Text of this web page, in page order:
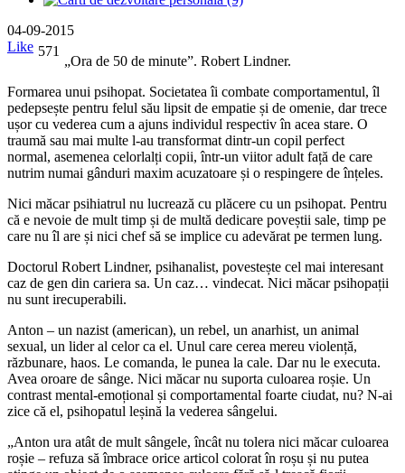
04-09-2015
Like 571
„Ora de 50 de minute”. Robert Lindner.
Formarea unui psihopat. Societatea îi combate comportamentul, îl
pedepsește pentru felul său lipsit de empatie și de omenie, dar trece
ușor cu vederea cum a ajuns individul respectiv în acea stare. O
traumă sau mai multe l-au transformat dintr-un copil perfect
normal, asemenea celorlalți copii, într-un viitor adult față de care
nutrim numai gânduri maxim acuzatoare și o respingere de înțeles.
Nici măcar psihiatrul nu lucrează cu plăcere cu un psihopat. Pentru
că e nevoie de mult timp și de multă dedicare poveștii sale, timp pe
care nu îl are și nici chef să se implice cu adevărat pe termen lung.
Doctorul Robert Lindner, psihanalist, povestește cel mai interesant
caz de gen din cariera sa. Un caz… vindecat. Nici măcar psihopații
nu sunt irecuperabili.
Anton – un nazist (american), un rebel, un anarhist, un animal
sexual, un lider al celor ca el. Unul care cerea mereu violență,
răzbunare, haos. Le comanda, le punea la cale. Dar nu le executa.
Avea oroare de sânge. Nici măcar nu suporta culoarea roșie. Un
contrast mental-emoțional și comportamental foarte ciudat, nu? N-ai
zice că el, psihopatul leșină la vederea sângelui.
„Anton ura atât de mult sângele, încât nu tolera nici măcar culoarea
roșie – refuza să îmbrace orice articol colorat în roșu și nu putea